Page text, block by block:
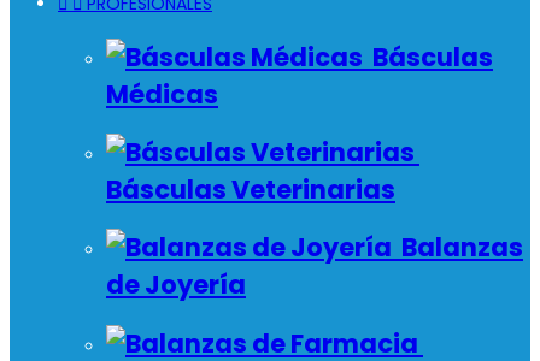
Básculas
Médicas
Básculas Veterinarias
Balanzas
de Joyería